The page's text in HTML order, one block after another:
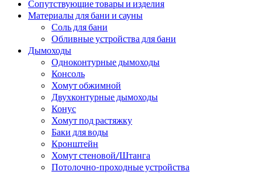
Сопутствующие товары и изделия
Материалы для бани и сауны
Соль для бани
Обливные устройства для бани
Дымоходы
Одноконтурные дымоходы
Консоль
Хомут обжимной
Двухконтурные дымоходы
Конус
Хомут под растяжку
Баки для воды
Кронштейн
Хомут стеновой/Штанга
Потолочно-проходные устройства